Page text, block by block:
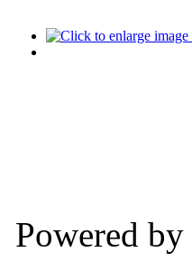
Powered by